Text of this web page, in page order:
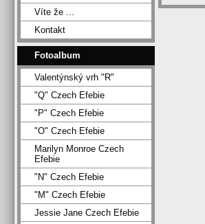
Víte že ...
Kontakt
Fotoalbum
Valentýnský vrh "R"
"Q" Czech Efebie
"P" Czech Efebie
"O" Czech Efebie
Marilyn Monroe Czech
Efebie
"N" Czech Efebie
"M" Czech Efebie
Jessie Jane Czech Efebie